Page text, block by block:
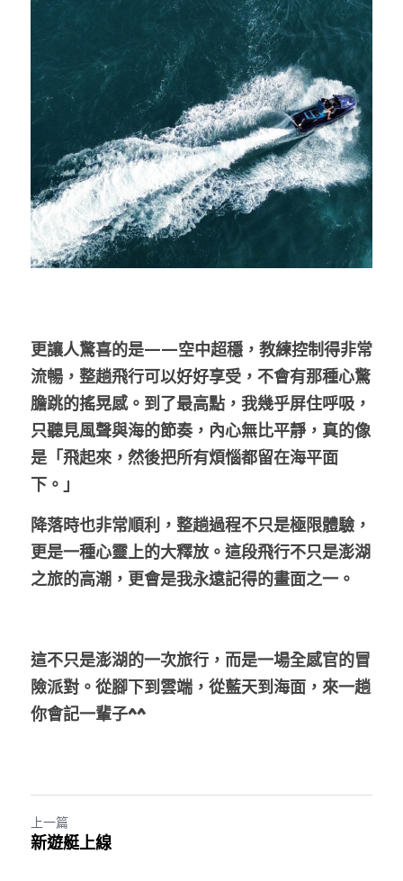
更讓人驚喜的是——空中超穩，教練控制得非常
流暢，整趟飛行可以好好享受，不會有那種心驚
膽跳的搖晃感。到了最高點，我幾乎屏住呼吸，
只聽見風聲與海的節奏，內心無比平靜，真的像
是「飛起來，然後把所有煩惱都留在海平面
下。」
降落時也非常順利，整趟過程不只是極限體驗，
更是一種心靈上的大釋放。這段飛行不只是澎湖
之旅的高潮，更會是我永遠記得的畫面之一。
這不只是澎湖的一次旅行，而是一場全感官的冒
險派對。從腳下到雲端，從藍天到海面，來一趟
你會記一輩子^^
上一篇
新遊艇上線